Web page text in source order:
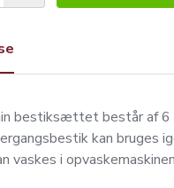
bestiksættet består af 6
kan bruges
vaskes i